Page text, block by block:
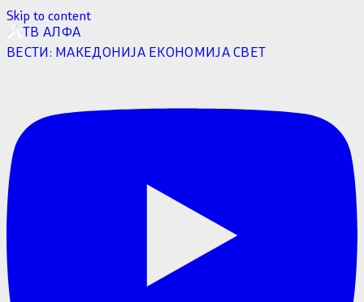
Skip to content
ТВ АЛФА
ВЕСТИ: МАКЕДОНИЈА ЕКОНОМИЈАСВЕТ